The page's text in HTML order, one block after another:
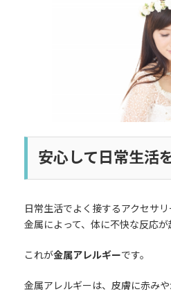
安心して日常生活
日常生活でよく接するアクセサ
金属によって、体に不快な反応が
これが金属アレルギーです。
金属アレルギーは、皮膚に赤み